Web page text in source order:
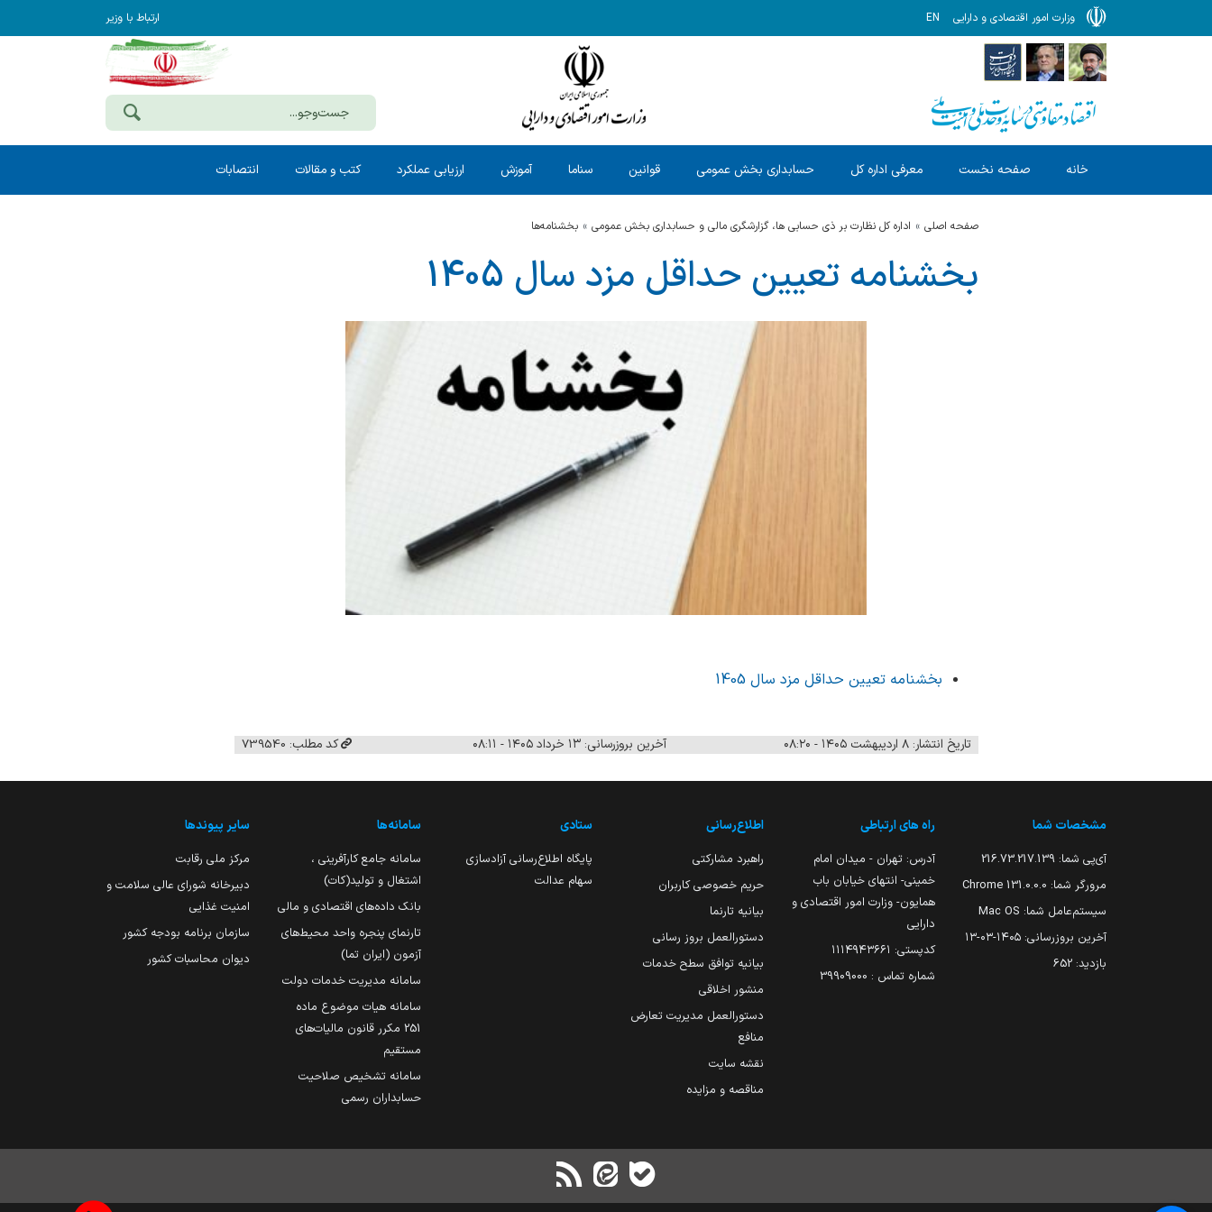
وزارت امور اقتصادی و دارایی EN ارتباط با وزیر
خانه صفحه نخست معرفی اداره کل حسابداری بخش عمومی قوانین سناما آموزش ارزیابی عملکرد کتب و مقالات انتصابات
صفحه اصلی اداره کل نظارت بر ذی حسابی ها، گزارشگری مالی و حسابداری بخش عمومی بخشنامه‌ها
بخشنامه تعیین حداقل مزد سال 1405
بخشنامه تعیین حداقل مزد سال 1405
تاریخ انتشار: ۸ اردیبهشت ۱۴۰۵ - ۰۸:۲۰ آخرین بروزرسانی: ۱۳ خرداد ۱۴۰۵ - ۰۸:۱۱ کد مطلب: 739540
مشخصات شما
آی‌پی شما: 216.73.217.139
مرورگر شما: 131.0.0.0 Chrome
سیستم‌عامل شما: Mac OS
آخرین بروزرسانی: ۱۴۰۵-۰۳-۱۳
بازدید: 652
راه های ارتباطی
آدرس: تهران - میدان امام
خمینی- انتهای خیابان باب
همایون- وزارت امور اقتصادی و
دارایی
کدپستی: ۱۱۱۴۹۴۳۶۶۱
شماره تماس : 39909000
اطلاع‌رسانی
راهبرد مشارکتی
حریم خصوصی کاربران
بیانیه تارنما
دستورالعمل بروز رسانی
بیانیه توافق سطح خدمات
منشور اخلاقی
دستورالعمل مدیریت تعارض
منافع
نقشه سایت
مناقصه و مزایده
ستادی
پایگاه اطلاع‌رسانی آزادسازی
سهام عدالت
سامانه‌ها
سامانه جامع کارآفرینی ،
اشتغال و تولید(کات)
بانک داده‌های اقتصادی و مالی
تارنمای پنجره واحد محیط‌های
آزمون (ایران تما)
سامانه مدیریت خدمات دولت
سامانه هیات موضوع ماده
251 مکرر قانون مالیات‌های
مستقیم
سامانه تشخیص صلاحیت
حسابداران رسمی
سایر پیوندها
مرکز ملی رقابت
دبیرخانه شورای عالی سلامت و
امنیت غذایی
سازمان برنامه بودجه کشور
دیوان محاسبات کشور